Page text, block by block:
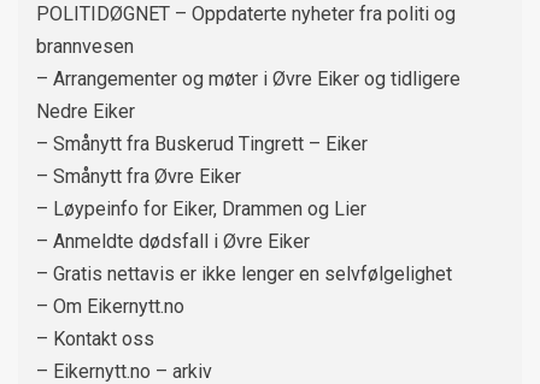
POLITIDØGNET – Oppdaterte nyheter fra politi og
brannvesen
– Arrangementer og møter i Øvre Eiker og tidligere
Nedre Eiker
– Smånytt fra Buskerud Tingrett – Eiker
– Smånytt fra Øvre Eiker
– Løypeinfo for Eiker, Drammen og Lier
– Anmeldte dødsfall i Øvre Eiker
– Gratis nettavis er ikke lenger en selvfølgelighet
– Om Eikernytt.no
– Kontakt oss
– Eikernytt.no – arkiv